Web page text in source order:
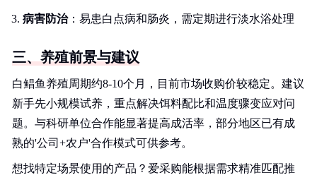
病害防治：易患白点病和肠炎，需定期进行淡水浴处理
三、养殖前景与建议
白鲳鱼养殖周期约8-10个月，目前市场收购价较稳定。建议
新手先小规模试养，重点解决饵料配比和温度骤变应对问
题。与科研单位合作能显著提高成活率，部分地区已有成
熟的'公司+农户'合作模式可供参考。
想找特定场景使用的产品？爱采购能根据需求精准匹配推